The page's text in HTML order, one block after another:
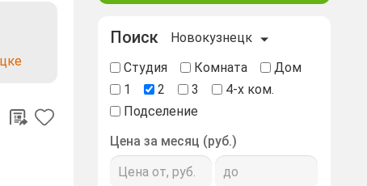
Поиск
Новокузнецк
Студия
Комната
Дом
1
2 3
4-х ком.
Подселение
Цена за месяц (руб.)